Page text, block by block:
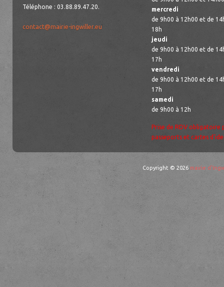
Téléphone : 03.88.89.47.20.
contact@mairie-ingwiller.eu
mercredi
de 9h00 à 12h00 et de
18h
jeudi
de 9h00 à 12h00 et de
17h
vendredi
de 9h00 à 12h00 et de
17h
samedi
de 9h00 à 12h
Prise de RDV obligatoire
passeports et cartes
Copyright © 2026 mairie